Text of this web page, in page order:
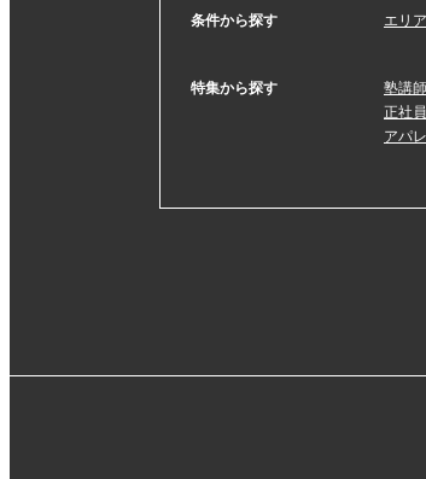
条件から探す エリ
特集から探す 塾講
正社
アパ